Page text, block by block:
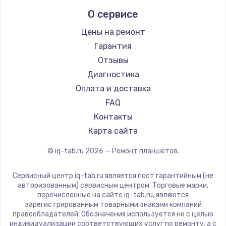
1330 руб.
Заказать
2100 руб.
Заказать
Ремонт цепей питания
3000 руб.
Заказать
Замена материнской платы
1590 руб.
Заказать
Microsoft
BlackView
Amazon
Aquarius
Philips
Dell
HP
Getac
ZTE
CHUWI
О сервисе
Цены на ремонт
Гарантия
Отзывы
Диагностика
Оплата и доставка
FAQ
Контакты
Карта сайта
© iq-tab.ru 2026 — Ремонт планшетов.
Сервисный центр iq-tab.ru является пост гарантийным (не
авторизованным) сервисным центром. Торговые марки,
перечисленные на сайте iq-tab.ru, являются
зарегистрированным товарными знаками компаний
правообладателей. Обозначения используется не с целью
индивидуализации соответствующих услуг по ремонту, а с